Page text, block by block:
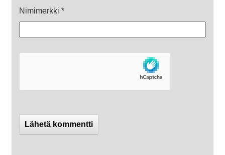
Nimimerkki *